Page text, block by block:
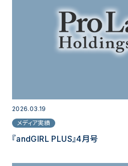
2026.03.19
メディア実績
『andGIRL PLUS』4月号